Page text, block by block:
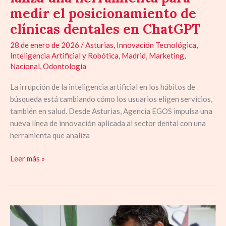
medir el posicionamiento de
clínicas dentales en ChatGPT
28 de enero de 2026 /Asturias, Innovación Tecnológica,
Inteligencia Artificial y Robótica, Madrid, Marketing,
Nacional,Odontología
La irrupción de la inteligencia artificial en los hábitos de
búsqueda está cambiando cómo los usuarios eligen servicios,
también en salud. Desde Asturias, Agencia EGOS impulsa una
nueva línea de innovación aplicada al sector dental con una
herramienta que analiza
en
ChatGPT
Leer más »
Agencia
EGOS